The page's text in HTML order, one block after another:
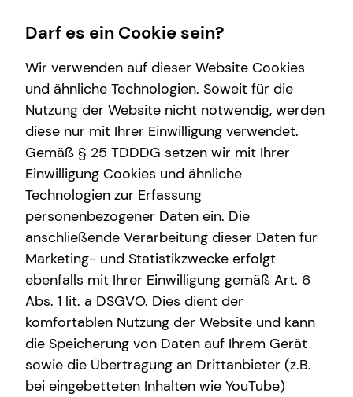
Wissenswertes
Interview
Über tecis
teamzukunft
Service
Kundenportal
Schadenabwicklung
Finanzberatung
Investment
Spezialisten-Netzwerk
Videoberatung
Private Krankenvorsorge
Immobilienfinanzierung
Betriebliche Altersvorsorge
Kapitalanlage Immobilien
Altersvorsorge
Karriere-Infos
Karrierechancen
Initiativbewerbung
Darf es ein Cookie sein?
Wir verwenden auf dieser Website Cookies
und ähnliche Technologien. Soweit für die
Nutzung der Website nicht notwendig, werden
diese nur mit Ihrer Einwilligung verwendet.
Gemäß § 25 TDDDG setzen wir mit Ihrer
Einwilligung Cookies und ähnliche
Technologien zur Erfassung
personenbezogener Daten ein. Die
anschließende Verarbeitung dieser Daten für
Marketing- und Statistikzwecke erfolgt
ebenfalls mit Ihrer Einwilligung gemäß Art. 6
Abs. 1 lit. a DSGVO. Dies dient der
komfortablen Nutzung der Website und kann
die Speicherung von Daten auf Ihrem Gerät
sowie die Übertragung an Drittanbieter (z.B.
bei eingebetteten Inhalten wie YouTube)